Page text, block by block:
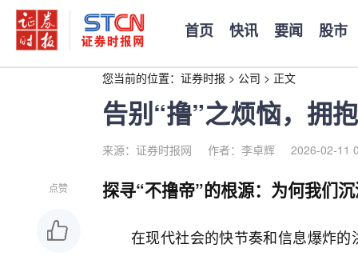
首页 快讯 要闻 股市
您当前的位置： 证券时报 > 公司 > 正文
告别“撸”之烦恼，拥
来源：证券时报网 作者：李卓辉 2026-02-11
点赞 探寻“不撸帝”的根源：为何我们
在现代社会的快节奏和信息爆炸